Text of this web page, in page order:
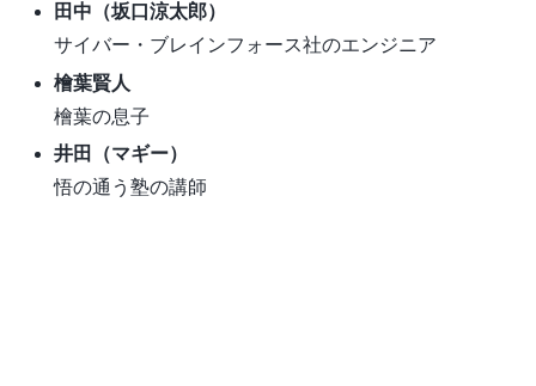
田中（坂口涼太郎）
サイバー・ブレインフォース社のエンジニア
檜葉賢人
檜葉の息子
井田（マギー）
悟の通う塾の講師